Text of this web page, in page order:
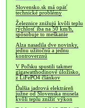
Slovensko.sk má opäť
technické problémy
Železnice znižujú kvôli teplu
rýchlosť iba na 50 km/h,
spôsobuje to meškanie
Alza nasadila dve novinky,
jednu užitočnú a jednu
kontroverznú
V Poľsku spustili takmer
gigawatthodinové úložisko,
z LiFePO4 článkov
Ďalšia jadrová elektráreň
južne od Slovenska musela
kvôli teplu znížiť výkon